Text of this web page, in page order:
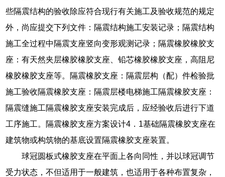
些隔震结构的验收除应符合现行有关施工及验收规范的规定
外，尚应提交下列文件：隔震结构施工安装记录；隔震结构
施工全过程中隔震支座竖向变形观测记录；隔震橡胶橡胶支
座：有天然夹层橡胶橡胶支座、铅芯橡胶橡胶支座，高阻尼
橡胶橡胶支座等。隔震橡胶支座：隔震层构（配）件检验批
施工验收隔震橡胶支座：隔震层楼电梯施工隔震橡胶支座：
隔震缝施工隔震橡胶支座安装完成后，应经验收后进行下道
工序施工。隔震橡胶支座方案设计4．1基础隔震橡胶支座在
建筑物或构筑物的基底设置隔震橡胶支座装置。
球冠圆板式橡胶支座在平面上各向同性，并以球冠调节
受力状态，不但适用于一般建筑，也适用于各种布置复杂，